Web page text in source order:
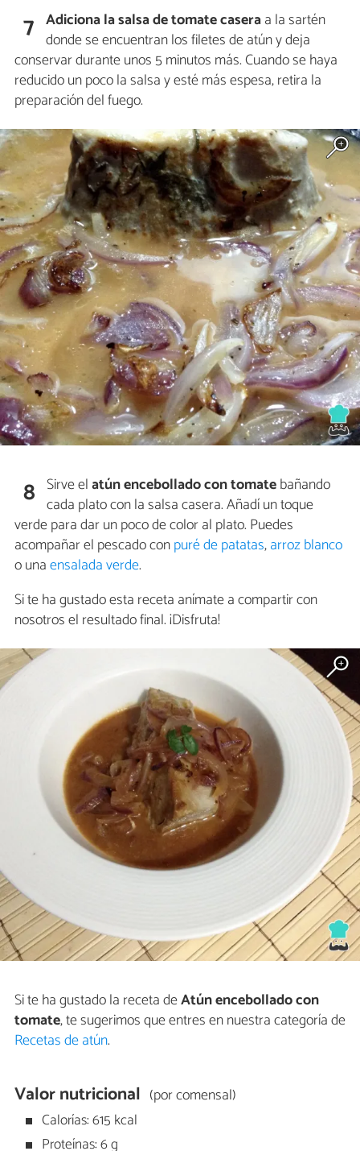
7 Adiciona la salsa de tomate caseraa la sartén
donde se encuentran los filetes de atún y deja
conservar durante unos 5 minutos más. Cuando se haya
reducido un poco la salsa y esté más espesa, retira la
preparación del fuego.
8 Sirve elatún encebollado con tomatebañando
cada plato con la salsa casera. Añadí un toque
verde para dar un poco de color al plato. Puedes
acompañar el pescado conpuré de patatas,arroz blanco
o unaensalada verde.
Si te ha gustado esta receta anímate a compartir con
nosotros el resultado final. ¡Disfruta!
Si te ha gustado la receta deAtún encebollado con
tomate, te sugerimos que entres en nuestra categoría de
Recetas de atún.
Valor nutricional (por comensal)
Calorías: 615 kcal
Proteínas: 6 g